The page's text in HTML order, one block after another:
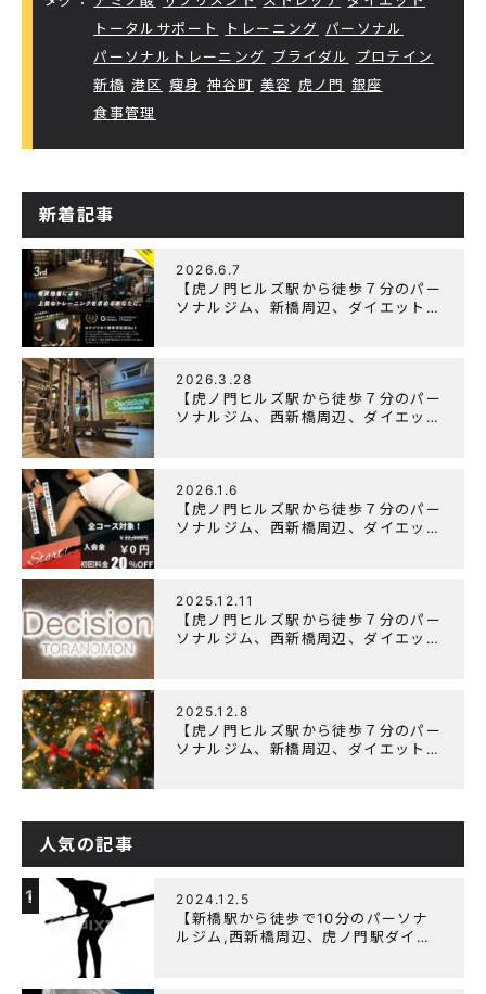
トータルサポート
トレーニング パーソナル
パーソナルトレーニング ブライダル
プロテイン
新橋 港区 痩身 神谷町 美容 虎ノ門 銀座
食事管理
新着記事
2026.6.7
【虎ノ門ヒルズ駅から徒歩７分のパー
ソナルジム、新橋周辺、ダイエットに
2026.3.28
【虎ノ門ヒルズ駅から徒歩７分のパー
ソナルジム、西新橋周辺、ダイエット
2026.1.6
【虎ノ門ヒルズ駅から徒歩７分のパー
ソナルジム、西新橋周辺、ダイエット
2025.12.11
【虎ノ門ヒルズ駅から徒歩７分のパー
ソナルジム、西新橋周辺、ダイエット
2025.12.8
【虎ノ門ヒルズ駅から徒歩７分のパー
ソナルジム、新橋周辺、ダイエットに
人気の記事
1 2024.12.5
【新橋駅から徒歩で10分のパーソナ
ルジム,西新橋周辺、虎ノ門駅ダイエ